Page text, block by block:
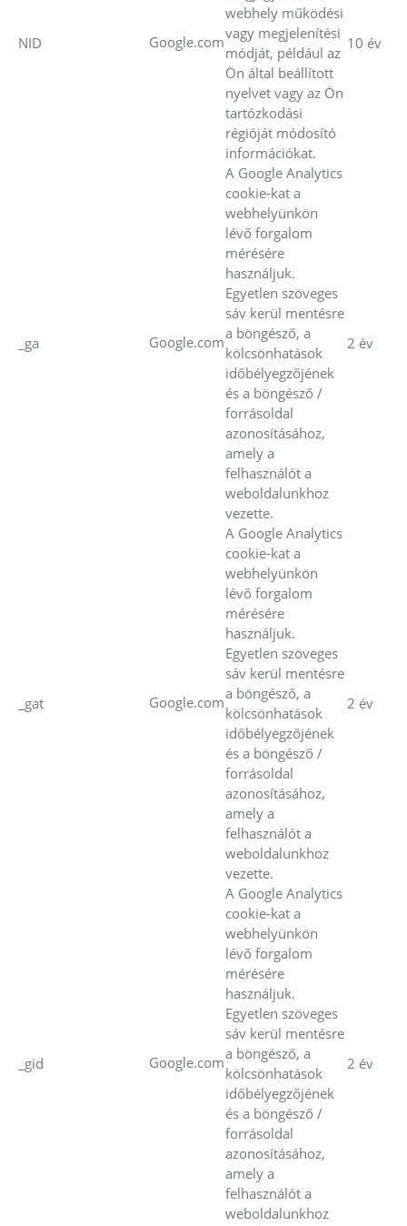
NID Google.com
webhely működési
vagy megjelenítési
módját, például az
Ön által beállított
nyelvet vagy az Ön
tartózkodási
régióját módosító
információkat.
10 év
_ga Google.com
A Google Analytics
cookie-kat a
webhelyünkön
lévő forgalom
mérésére
használjuk.
Egyetlen szöveges
sáv kerül mentésre
a böngésző, a
kölcsönhatások
időbélyegzőjének
és a böngésző /
forrásoldal
azonosításához,
amely a
felhasználót a
weboldalunkhoz
vezette.
2 év
_gat Google.com
A Google Analytics
cookie-kat a
webhelyünkön
lévő forgalom
mérésére
használjuk.
Egyetlen szöveges
sáv kerül mentésre
a böngésző, a
kölcsönhatások
időbélyegzőjének
és a böngésző /
forrásoldal
azonosításához,
amely a
felhasználót a
weboldalunkhoz
vezette.
2 év
_gid Google.com
A Google Analytics
cookie-kat a
webhelyünkön
lévő forgalom
mérésére
használjuk.
Egyetlen szöveges
sáv kerül mentésre
a böngésző, a
kölcsönhatások
időbélyegzőjének
és a böngésző /
forrásoldal
azonosításához,
amely a
felhasználót a
weboldalunkhoz
2 év